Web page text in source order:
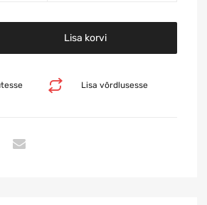
Lisa korvi
Lisa võrdlusesse